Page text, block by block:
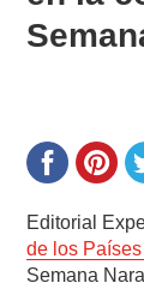
Editorial
de los
Semana